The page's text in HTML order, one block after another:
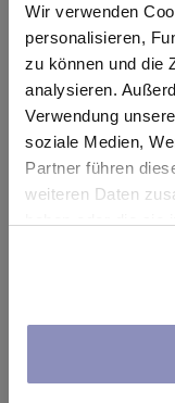
Wir verwenden
personalisieren,
zu können und die
analysieren.
Verwendung
soziale Medien,
Partner führen
weiteren Daten
anpassen oder
Something
app